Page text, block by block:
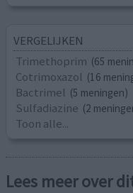
VERGELIJKEN
Trimethoprim (65
Cotrimoxazol (16
Bactrimel (5 meningen)
Sulfadiazine (2
Toon alle...
Lees meer over